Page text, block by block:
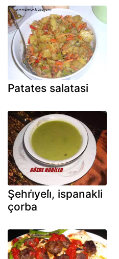
Patates salatasi
Şehri̇yeli̇, ispanakli
çorba